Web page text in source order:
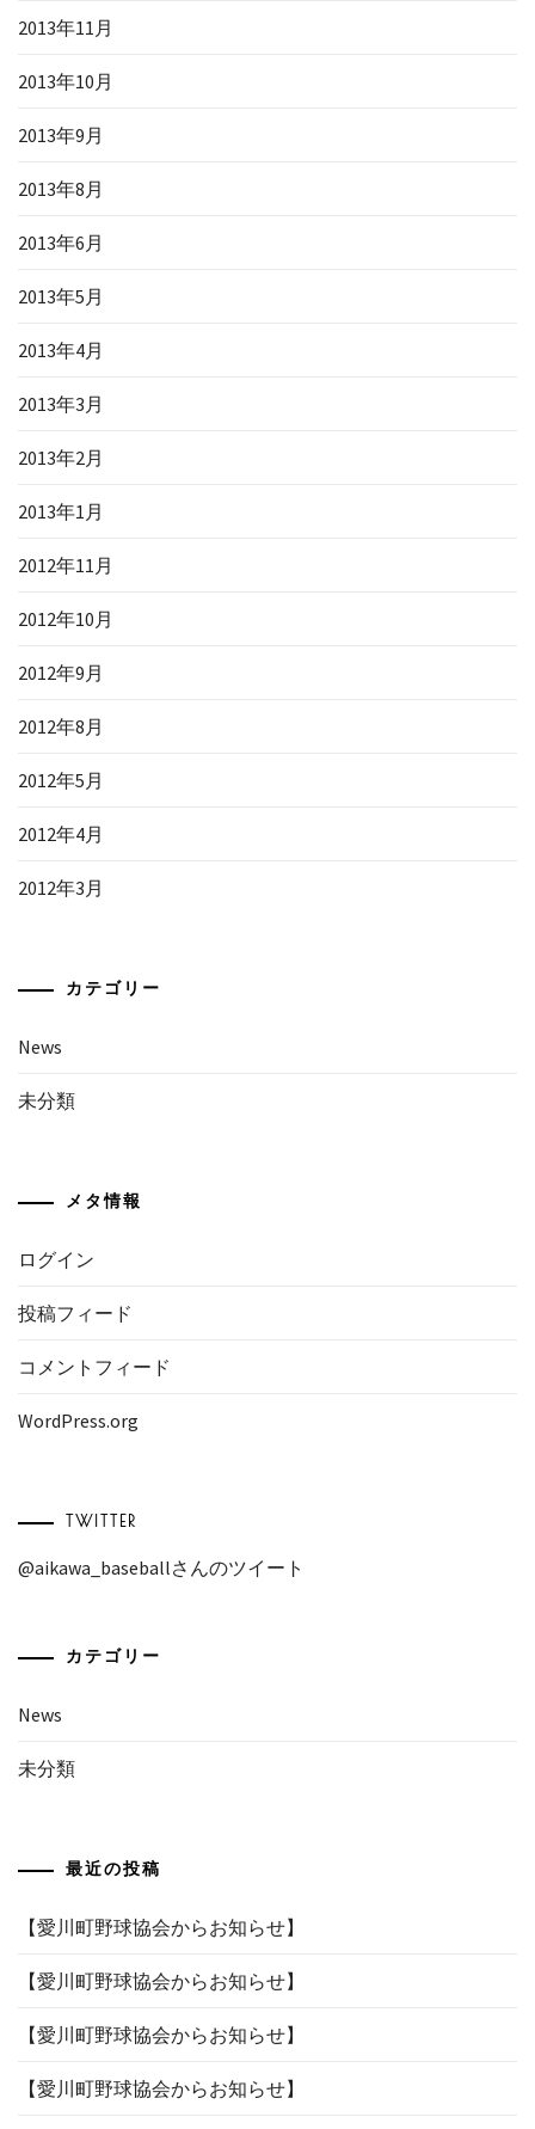
2013年11月
2013年10月
2013年9月
2013年8月
2013年6月
2013年5月
2013年4月
2013年3月
2013年2月
2013年1月
2012年11月
2012年10月
2012年9月
2012年8月
2012年5月
2012年4月
2012年3月
カテゴリー
News
未分類
メタ情報
ログイン
投稿フィード
コメントフィード
WordPress.org
TWITTER
@aikawa_baseballさんのツイート
カテゴリー
News
未分類
最近の投稿
【愛川町野球協会からお知らせ】
【愛川町野球協会からお知らせ】
【愛川町野球協会からお知らせ】
【愛川町野球協会からお知らせ】